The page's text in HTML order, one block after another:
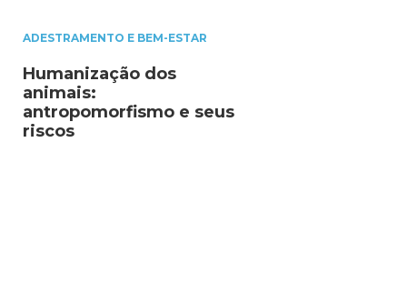
ADESTRAMENTO E BEM-ESTAR
Humanização dos
animais:
antropomorfismo e seus
riscos